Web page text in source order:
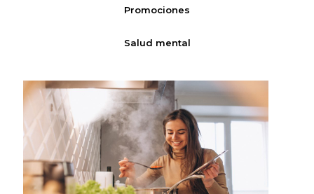
Promociones
Salud mental